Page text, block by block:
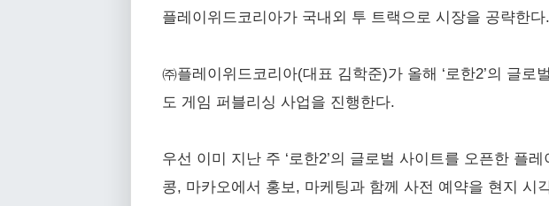
플레이위드코리아가 국내외 투 트랙으로 시장을 공략한다.
㈜플레이위드코리아(대표 김학준)가 올해 ‘로한2’의 글로
도 게임 퍼블리싱 사업을 진행한다.
우선 이미 지난 주 ‘로한2’의 글로벌 사이트를 오픈한 플
콩, 마카오에서 홍보, 마케팅과 함께 사전 예약을 현지 시